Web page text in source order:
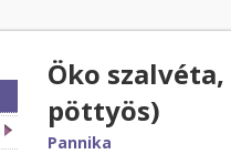
Öko
pöttyös)
Pannika